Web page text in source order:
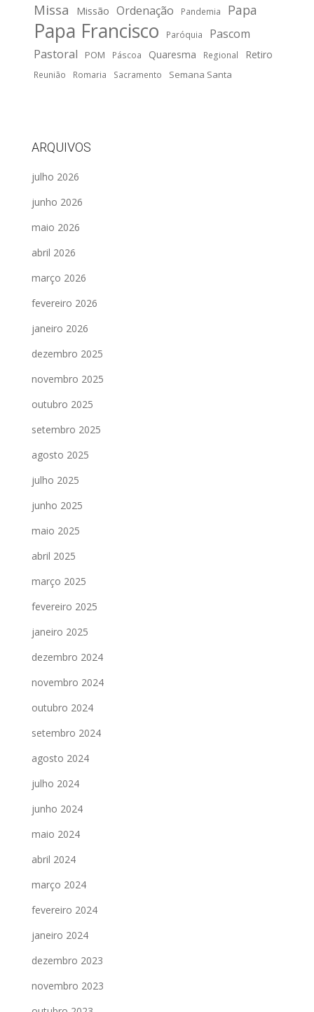
Missa Missão Ordenação Pandemia Papa
Papa Francisco Paróquia
Pascom
Pastoral
POM Páscoa Quaresma Regional Retiro
Reunião Romaria Sacramento Semana Santa
ARQUIVOS
julho 2026
junho 2026
maio 2026
abril 2026
março 2026
fevereiro 2026
janeiro 2026
dezembro 2025
novembro 2025
outubro 2025
setembro 2025
agosto 2025
julho 2025
junho 2025
maio 2025
abril 2025
março 2025
fevereiro 2025
janeiro 2025
dezembro 2024
novembro 2024
outubro 2024
setembro 2024
agosto 2024
julho 2024
junho 2024
maio 2024
abril 2024
março 2024
fevereiro 2024
janeiro 2024
dezembro 2023
novembro 2023